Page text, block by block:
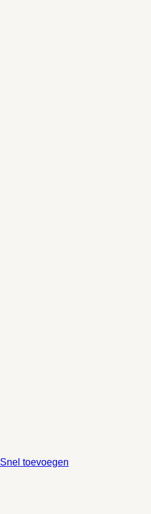
Snel toevoegen